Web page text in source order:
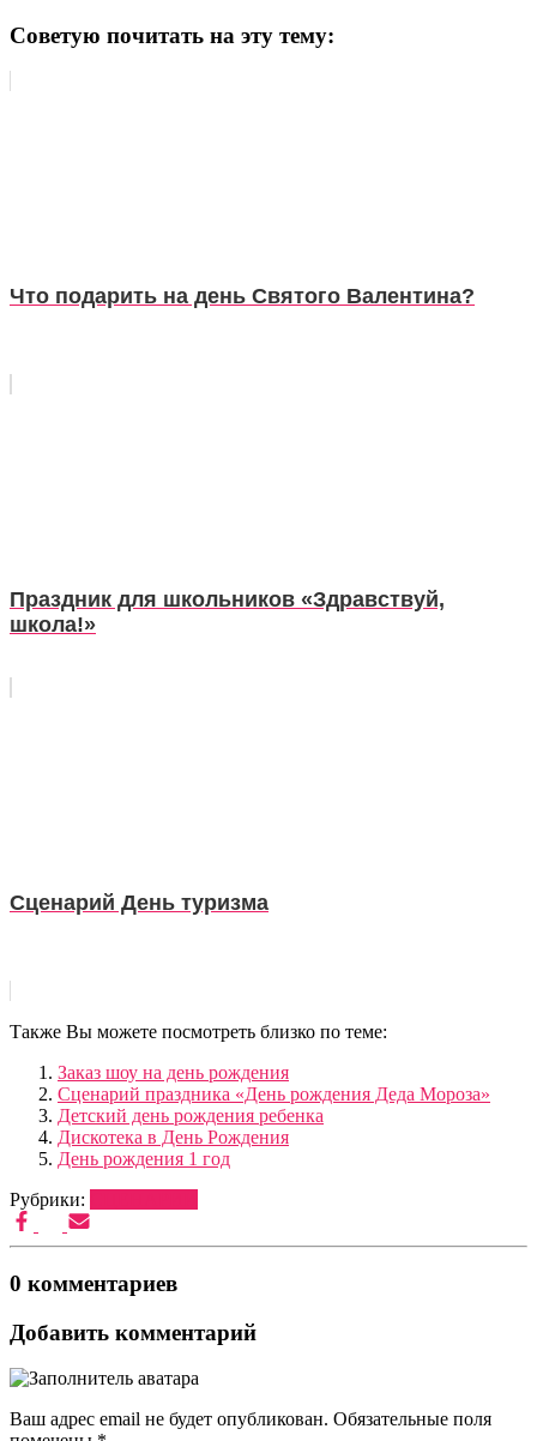
Советую почитать на эту тему:
Что подарить на день Святого Валентина?
Праздник для школьников «Здравствуй,
школа!»
Сценарий День туризма
Также Вы можете посмотреть близко по теме:
Заказ шоу на день рождения
Сценарий праздника «День рождения Деда Мороза»
Детский день рождения ребенка
Дискотека в День Рождения
День рождения 1 год
Рубрики:
0 комментариев
Добавить комментарий
Ваш адрес email не будет опубликован. Обязательные поля